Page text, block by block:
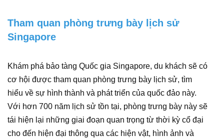
Tham quan phòng trưng bày lịch sử
Singapore
Khám phá bảo tàng Quốc gia Singapore, du khách sẽ có
cơ hội được tham quan phòng trưng bày lịch sử, tìm
hiểu về sự hình thành và phát triển của quốc đảo này.
Với hơn 700 năm lịch sử tồn tại, phòng trưng bày này sẽ
tái hiện lại những giai đoạn quan trọng từ thời kỳ cổ đại
cho đến hiện đại thông qua các hiện vật, hình ảnh và